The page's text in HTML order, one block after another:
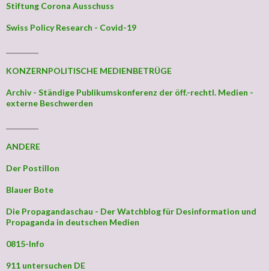
Stiftung Corona Ausschuss
Swiss Policy Research - Covid-19
KONZERNPOLITISCHE MEDIENBETRÜGE
Archiv - Ständige Publikumskonferenz der öff.-rechtl. Medien -
externe Beschwerden
ANDERE
Der Postillon
Blauer Bote
Die Propagandaschau - Der Watchblog für Desinformation und
Propaganda in deutschen Medien
0815-Info
911 untersuchen DE